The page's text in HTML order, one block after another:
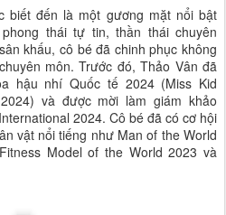
biết đến là một gương mặt nổi bật
thái tự tin, thần thái chuyên
khấu, cô bé đã chinh phục không
môn. Trước đó, Thảo Vân đã
hậu nhí Quốc tế 2024 (Miss Kid
2024) và được mời làm giám khảo
2024. Cô bé đã có cơ hội
vật nổi tiếng như Man of the World
Model of the World 2023 và